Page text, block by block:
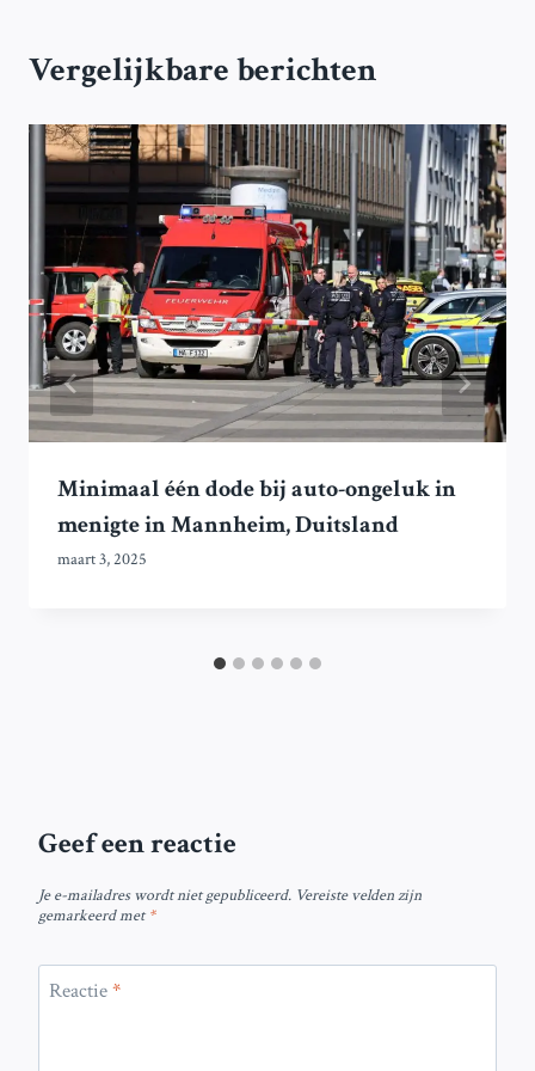
Vergelijkbare berichten
Minimaal één dode bij auto-ongeluk in
menigte in Mannheim, Duitsland
maart 3, 2025
Geef een reactie
Je e-mailadres wordt niet gepubliceerd. Vereiste velden zijn
gemarkeerd met*
Reactie*